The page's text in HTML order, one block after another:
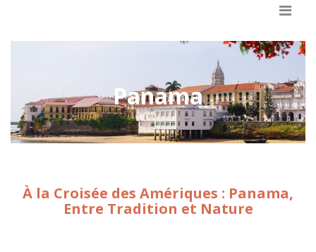
Panama
À la Croisée des Amériques : Panama,
Entre Tradition et Nature